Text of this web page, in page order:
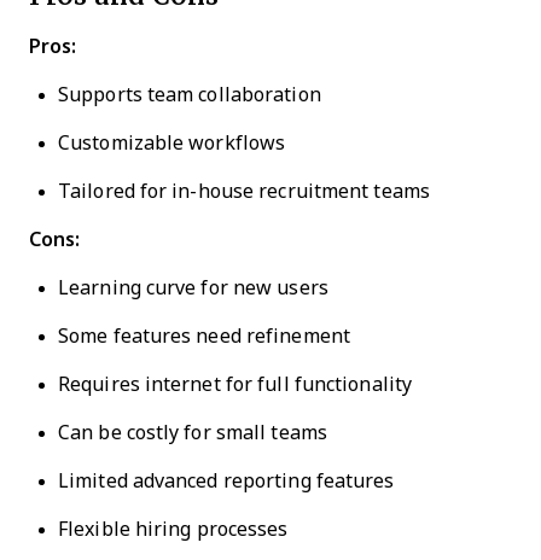
Pros:
Supports team collaboration
Customizable workflows
Tailored for in-house recruitment teams
Cons:
Learning curve for new users
Some features need refinement
Requires internet for full functionality
Can be costly for small teams
Limited advanced reporting features
Flexible hiring processes